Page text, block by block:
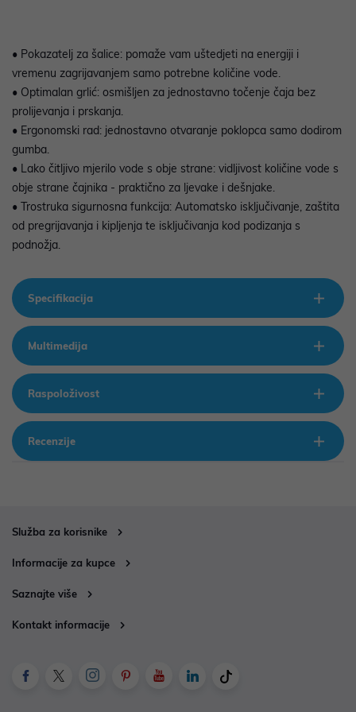
• Pokazatelj za šalice: pomaže vam uštedjeti na energiji i
vremenu zagrijavanjem samo potrebne količine vode.
• Optimalan grlić: osmišljen za jednostavno točenje čaja bez
prolijevanja i prskanja.
• Ergonomski rad: jednostavno otvaranje poklopca samo dodirom
gumba.
• Lako čitljivo mjerilo vode s obje strane: vidljivost količine vode s
obje strane čajnika - praktično za ljevake i dešnjake.
• Trostruka sigurnosna funkcija: Automatsko isključivanje, zaštita
od pregrijavanja i kipljenja te isključivanja kod podizanja s
podnožja.
Specifikacija
Multimedija
Raspoloživost
Recenzije
Služba za korisnike
Informacije za kupce
Saznajte više
Kontakt informacije